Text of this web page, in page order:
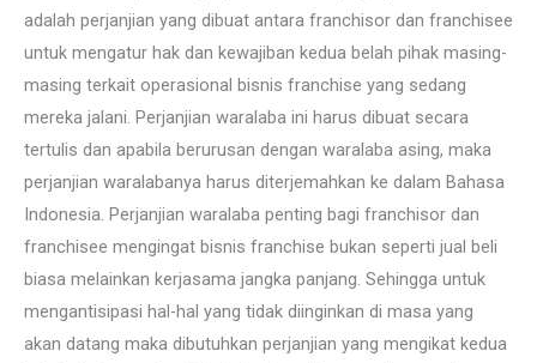
adalah perjanjian yang dibuat antara franchisor dan franchisee
untuk mengatur hak dan kewajiban kedua belah pihak masing-
masing terkait operasional bisnis franchise yang sedang
mereka jalani. Perjanjian waralaba ini harus dibuat secara
tertulis dan apabila berurusan dengan waralaba asing, maka
perjanjian waralabanya harus diterjemahkan ke dalam Bahasa
Indonesia. Perjanjian waralaba penting bagi franchisor dan
franchisee mengingat bisnis franchise bukan seperti jual beli
biasa melainkan kerjasama jangka panjang. Sehingga untuk
mengantisipasi hal-hal yang tidak diinginkan di masa yang
akan datang maka dibutuhkan perjanjian yang mengikat kedua